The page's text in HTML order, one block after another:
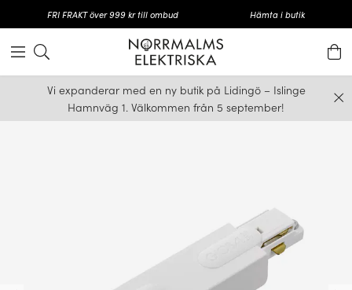
FRI FRAKT över 999 kr till ombud Hämta i butik
Vi expanderar med en ny butik på Lidingö – Islinge
Hamnväg 1. Välkommen från 5 september!